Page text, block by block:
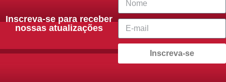
Inscreva-se para receber
nossas atualizações
Inscreva-se